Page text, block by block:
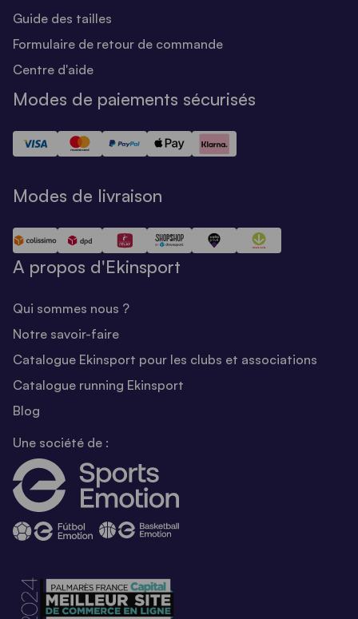
Guide des tailles
Formulaire de retour de commande
Centre d'aide
Modes de paiements sécurisés
Modes de livraison
A propos d'Ekinsport
Qui sommes nous ?
Notre savoir-faire
Catalogue Ekinsport pour les clubs et associations
Catalogue running Ekinsport
Blog
Une société de :